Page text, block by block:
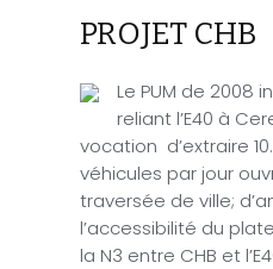
PROJET CHB
Le PUM de 2008
reliant l’E40 à
vocation d’extraire
véhicules par jour
traversée de ville;
l’accessibilité du
la N3 entre CHB et